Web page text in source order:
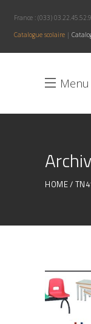
France : (033)
Catalogue scolaire |
Menu
HOME